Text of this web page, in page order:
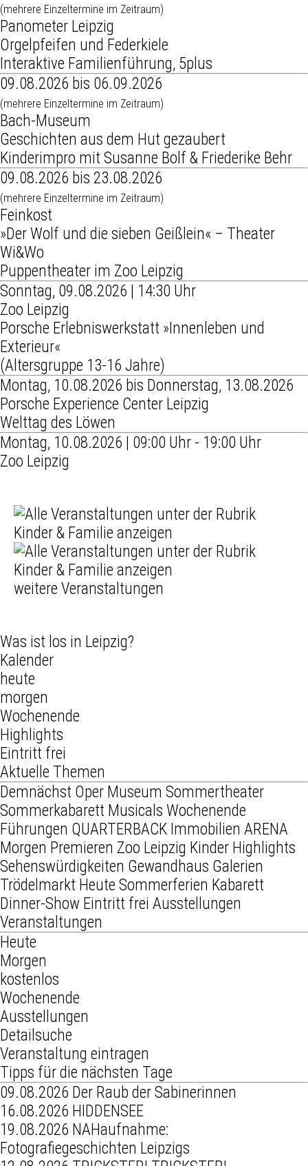
(mehrere Einzeltermine im Zeitraum)
Panometer Leipzig
Orgelpfeifen und Federkiele
Interaktive Familienführung, 5plus
09.08.2026 bis 06.09.2026
(mehrere Einzeltermine im Zeitraum)
Bach-Museum
Geschichten aus dem Hut gezaubert
Kinderimpro mit Susanne Bolf & Friederike Behr
09.08.2026 bis 23.08.2026
(mehrere Einzeltermine im Zeitraum)
Feinkost
»Der Wolf und die sieben Geißlein« – Theater
Wi&Wo
Puppentheater im Zoo Leipzig
Sonntag, 09.08.2026 | 14:30 Uhr
Zoo Leipzig
Porsche Erlebniswerkstatt »Innenleben und
Exterieur«
(Altersgruppe 13-16 Jahre)
Montag, 10.08.2026 bis Donnerstag, 13.08.2026
Porsche Experience Center Leipzig
Welttag des Löwen
Montag, 10.08.2026 | 09:00 Uhr - 19:00 Uhr
Zoo Leipzig
weitere Veranstaltungen
Was ist los in Leipzig?
Kalender
heute
morgen
Wochenende
Highlights
Eintritt frei
Aktuelle Themen
Demnächst Oper Museum Sommertheater
Sommerkabarett Musicals Wochenende
Führungen QUARTERBACK Immobilien ARENA
Morgen Premieren Zoo Leipzig Kinder Highlights
Sehenswürdigkeiten Gewandhaus Galerien
Trödelmarkt Heute Sommerferien Kabarett
Dinner-Show Eintritt frei Ausstellungen
Veranstaltungen
Heute
Morgen
kostenlos
Wochenende
Ausstellungen
Detailsuche
Veranstaltung eintragen
Tipps für die nächsten Tage
09.08.2026 Der Raub der Sabinerinnen
16.08.2026 HIDDENSEE
19.08.2026 NAHaufnahme:
Fotografiegeschichten Leipzigs